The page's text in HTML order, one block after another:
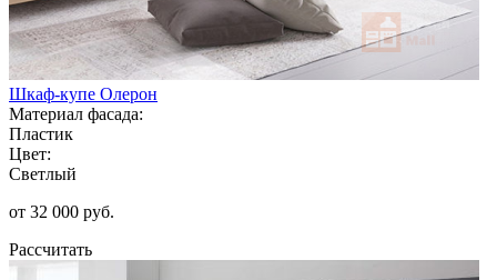
Шкаф-купе Олерон
Материал фасада:
Пластик
Цвет:
Светлый
от 32 000 руб.
Рассчитать